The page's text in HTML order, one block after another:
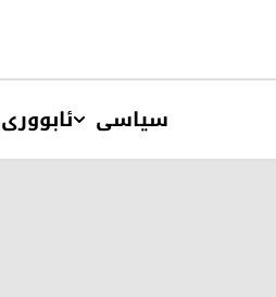
سیاسی ئابووری